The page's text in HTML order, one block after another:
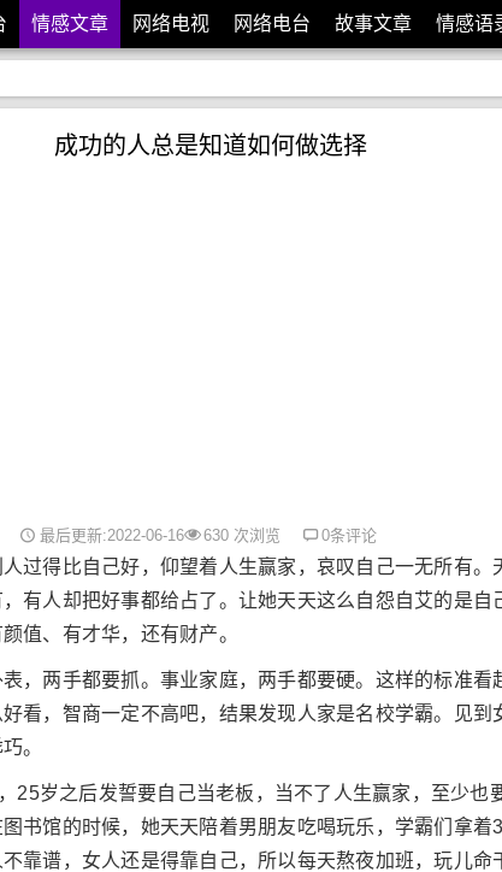
情感文章 网络电视 网络电台 故事文章 情感语
成功的人总是知道如何做选择
最后更新:2022-06-16 630 次浏览 0条评论
过得比自己好，仰望着人生赢家，哀叹自己一无所有。
有人却把好事都给占了。让她天天这么自怨自艾的是
值、有才华，还有财产。
，两手都要抓。事业家庭，两手都要硬。这样的标准看
看，智商一定不高吧，结果发现人家是名校学霸。见
。
25岁之后发誓要自己当老板，当不了人生赢家，至少也
书馆的时候，她天天陪着男朋友吃喝玩乐，学霸们拿
靠谱，女人还是得靠自己，所以每天熬夜加班，玩儿